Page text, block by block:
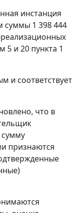
инстанция
суммы 1 398 444
5 и 20 пункта 1
и соответствует
что в
признаются